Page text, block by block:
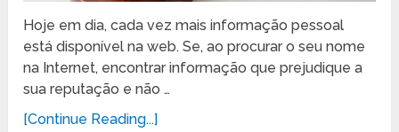
Hoje em dia, cada vez mais informação pessoal
está disponível na web. Se, ao procurar o seu nome
na Internet, encontrar informação que prejudique a
sua reputação e não …
[Continue Reading...]